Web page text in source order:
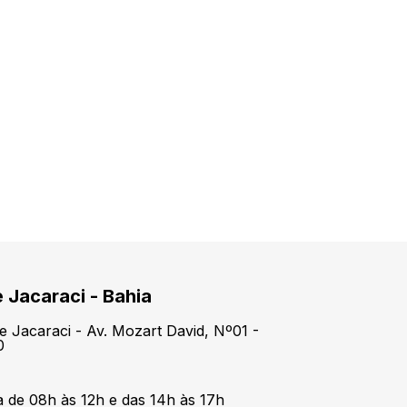
Jacaraci - Bahia
Jacaraci - Av. Mozart David, Nº01 -
08h às 12h e das 14h às 17h